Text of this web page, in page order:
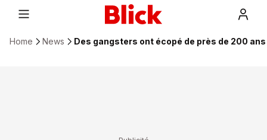
Home News Des gangsters ont écopé de près de 200